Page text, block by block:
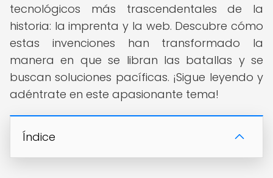
tecnológicos más trascendentales de la
historia: la imprenta y la web. Descubre cómo
estas invenciones han transformado la
manera en que se libran las batallas y se
buscan soluciones pacíficas. ¡Sigue leyendo y
adéntrate en este apasionante tema!
Índice